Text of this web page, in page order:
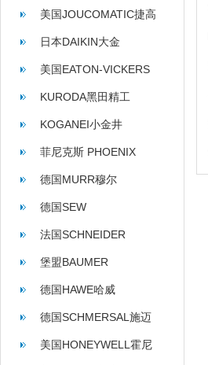
美国JOUCOMATIC捷高
日本DAIKIN大金
美国EATON-VICKERS
KURODA黑田精工
KOGANEI小金井
菲尼克斯 PHOENIX
CONTACT
德国MURR穆尔
德国SEW
法国SCHNEIDER
堡盟BAUMER
德国HAWE哈威
德国SCHMERSAL施迈
赛
美国HONEYWELL霍尼